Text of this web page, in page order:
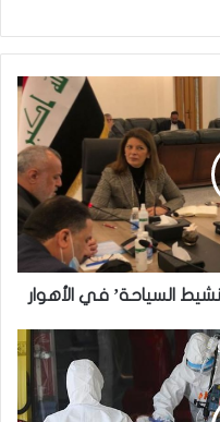
السياحة’ في الأهوار